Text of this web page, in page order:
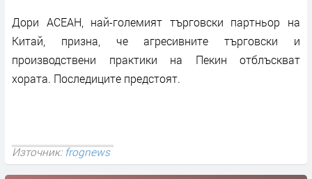
Дори АСЕАН, най-големият търговски партньор на
Китай, призна, че агресивните търговски и
производствени практики на Пекин отблъскват
хората. Последиците предстоят.
Източник:frognews